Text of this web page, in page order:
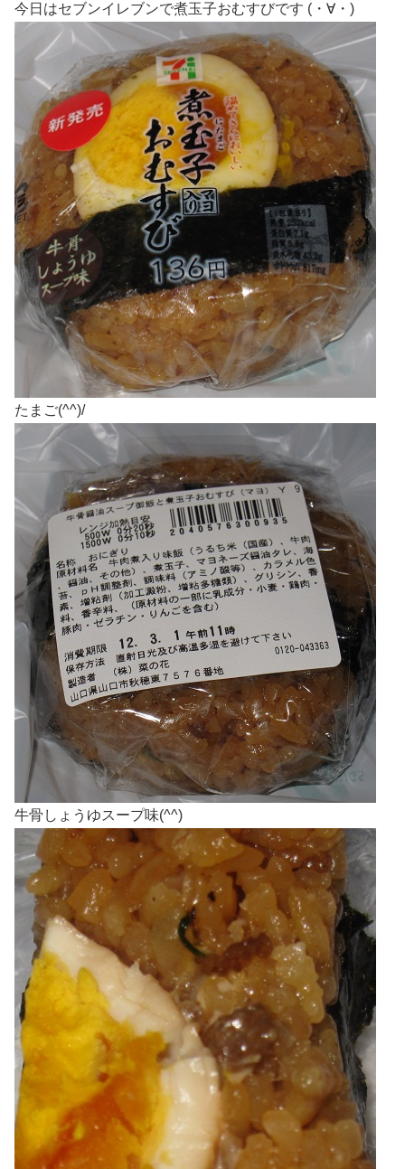
今日はセブンイレブンで煮玉子おむすびです (・∀・)
たまご(^^)/
牛骨しょうゆスープ味(^^)